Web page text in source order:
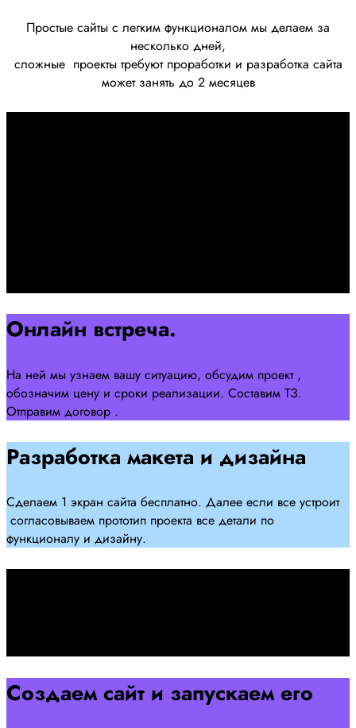
Простые сайты с легким функционалом мы делаем за
несколько дней,
сложные проекты требуют проработки и разработка сайта
может занять до 2 месяцев
Онлайн встреча.
На ней мы узнаем вашу ситуацию, обсудим проект ,
обозначим цену и сроки реализации. Составим ТЗ.
Отправим договор .
Разработка макета и дизайна
Сделаем 1 экран сайта бесплатно. Далее если все устроит
согласовываем прототип проекта все детали по
функционалу и дизайну.
Создаем сайт и запускаем его